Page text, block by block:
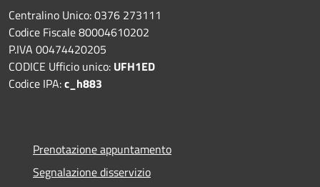
Centralino Unico: 0376 273111
Codice Fiscale 80004610202
P.IVA 00474420205
CODICE Ufficio unico: UFH1ED
Codice IPA:c_h883
Prenotazione appuntamento
Segnalazione disservizio